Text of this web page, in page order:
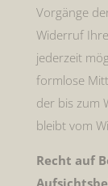
Vorgänge
Widerruf
jederzeit
formlose
der bis zum
bleibt vom
Recht auf